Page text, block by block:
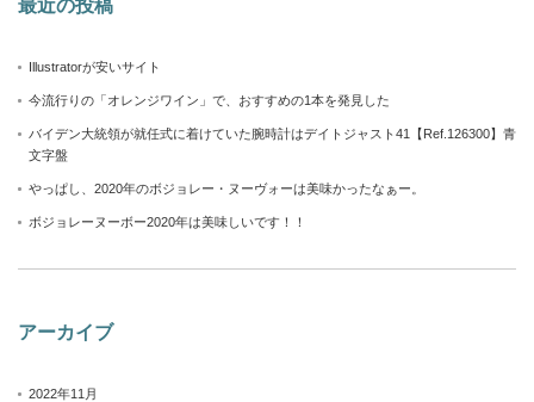
最近の投稿
Illustratorが安いサイト
今流行りの「オレンジワイン」で、おすすめの1本を発見した
バイデン大統領が就任式に着けていた腕時計はデイトジャスト41【Ref.126300】青
文字盤
やっぱし、2020年のボジョレー・ヌーヴォーは美味かったなぁー。
ボジョレーヌーボー2020年は美味しいです！！
アーカイブ
2022年11月